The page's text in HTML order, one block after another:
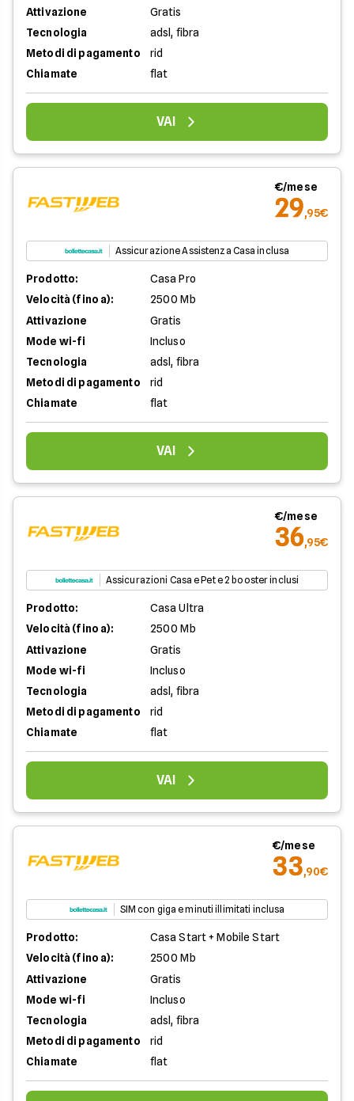
Attivazione
Gratis
Tecnologia
adsl, fibra
Metodi di pagamento
rid
Chiamate
flat
VAI
€/mese
29,95€
Assicurazione Assistenza Casa inclusa
Prodotto:
Casa Pro
Velocità (fino a):
2500 Mb
Attivazione
Gratis
Mode wi-fi
Incluso
Tecnologia
adsl, fibra
Metodi di pagamento
rid
Chiamate
flat
VAI
€/mese
36,95€
Assicurazioni Casa e Pet e 2 booster inclusi
Prodotto:
Casa Ultra
Velocità (fino a):
2500 Mb
Attivazione
Gratis
Mode wi-fi
Incluso
Tecnologia
adsl, fibra
Metodi di pagamento
rid
Chiamate
flat
VAI
€/mese
33,90€
SIM con giga e minuti illimitati inclusa
Prodotto:
Casa Start + Mobile Start
Velocità (fino a):
2500 Mb
Attivazione
Gratis
Mode wi-fi
Incluso
Tecnologia
adsl, fibra
Metodi di pagamento
rid
Chiamate
flat